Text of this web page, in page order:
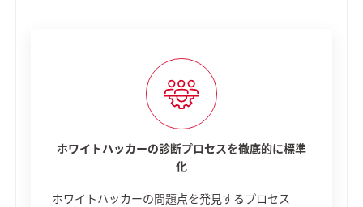
ホワイトハッカーの診断プロセスを徹底的に標準
化
ホワイトハッカーの問題点を発見するプロセス